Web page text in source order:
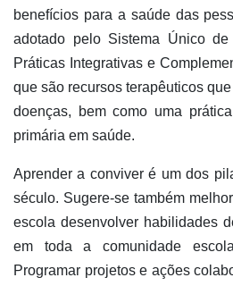
benefícios para a saúde das
adotado pelo Sistema Único
Práticas Integrativas e
que são recursos terapêuticos
doenças, bem como uma
primária em saúde.
Aprender a conviver é um dos
século. Sugere-se também
escola desenvolver habilidades
em toda a comunidade
Programar projetos e ações